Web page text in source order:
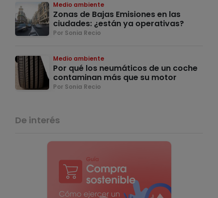
Medio ambiente
Zonas de Bajas Emisiones en las
ciudades: ¿están ya operativas?
Por Sonia Recio
Medio ambiente
Por qué los neumáticos de un coche
contaminan más que su motor
Por Sonia Recio
De interés